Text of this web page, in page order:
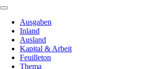
Ausgaben
Inland
Ausland
Kapital & Arbeit
Feuilleton
Thema